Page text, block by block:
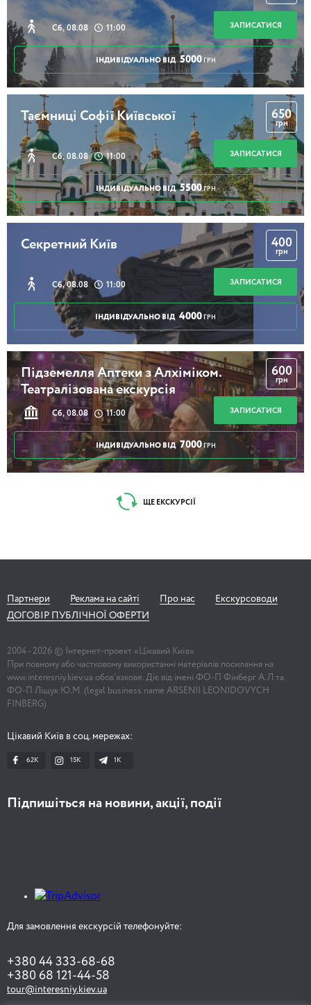
Сб, 08.08 11:00 ЗАПИСАТИСЯ
ІНДИВІДУАЛЬНО ВІД 5000 ГРН
Таємниці Софії Київської
Сб, 08.08 11:00
650
грн
ЗАПИСАТИСЯ
ІНДИВІДУАЛЬНО ВІД 5500 ГРН
Секретний Київ
Сб, 08.08 11:00
400
грн
ЗАПИСАТИСЯ
ІНДИВІДУАЛЬНО ВІД 4000 ГРН
Підземелля Аптеки з Алхіміком.
Театралізована екскурсія
Сб, 08.08 11:00
600
грн
ЗАПИСАТИСЯ
ІНДИВІДУАЛЬНО ВІД 7000 ГРН
ЩЕ ЕКСКУРСІЇ
Партнери Реклама на сайті Про нас
Екскурсоводи
ДОГОВІР ПУБЛІЧНОЇ ОФЕРТИ
2004 - 2026 © Інтернет-проект «Цікавий Київ»
При повному або частковому використанні матеріалів посилання на
www.interesniy.kiev.ua обов'язкове. Діє від імені ФО-П Фінберг А.Л та
ФО-П Ліщук Ю.М. (legal business name ARSENII LEONIDOVYCH
FINBERG)
Цікавий Київ в соц. мережах:
62K 15K 1К
Підпишіться на новини, акції, події
Для замовлення екскурсій телефонуйте:
+380 44 333-68-68
+380 68 121-44-58
tour@interesniy.kiev.ua